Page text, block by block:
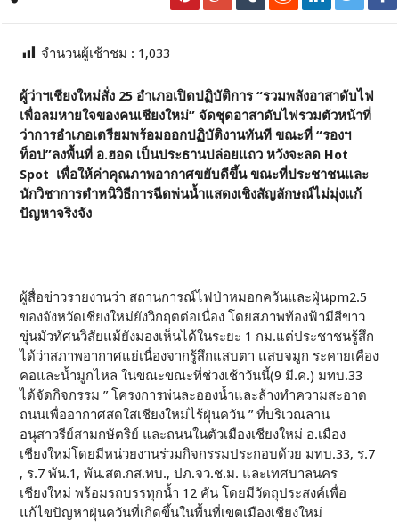
จำนวนผู้เช้าชม : 1,033
ผู้ว่าฯเชียงใหม่สั่ง 25 อำเภอเปิดปฏิบัติการ “รวมพลังอาสาดับไฟ
เพื่อลมหายใจของคนเชียงใหม่” จัดชุดอาสาดับไฟรวมตัวหน้าที่
ว่าการอำเภอเตรียมพร้อมออกปฏิบัติงานทันที ขณะที่ “รองฯ
ท็อป”ลงพื้นที่ อ.ฮอด เป็นประธานปล่อยแถว หวังจะลด Hot
Spot เพื่อให้ค่าคุณภาพอากาศขยับดีขึ้น ขณะที่ประชาชนและ
นักวิชาการตำหนิวิธีการฉีดพ่นน้ำแสดงเชิงสัญลักษณ์ไม่มุ่งแก้
ปัญหาจริงจัง
ผู้สื่อข่าวรายงานว่า สถานการณ์ไฟป่าหมอกควันและฝุ่นpm2.5
ของจังหวัดเชียงใหม่ยังวิกฤตต่อเนื่อง โดยสภาพท้องฟ้ามีสีขาว
ขุ่นมัวทัศนวิสัยแม้ยังมองเห็นได้ในระยะ 1 กม.แต่ประชาชนรู้สึก
ได้ว่าสภาพอากาศแย่เนื่องจากรู้สึกแสบตา แสบจมูก ระคายเคือง
คอและน้ำมูกไหล ในขณะขณะที่ช่วงเช้าวันนี้(9 มี.ค.) มทบ.33
ได้จัดกิจกรรม ” โครงการพ่นละอองน้ำและล้างทำความสะอาด
ถนนเพื่ออากาศสดใสเชียงใหม่ไร้ฝุ่นควัน ” ที่บริเวณลาน
อนุสาวรีย์สามกษัตริย์ และถนนในตัวเมืองเชียงใหม่ อ.เมือง
เชียงใหม่โดยมีหน่วยงานร่วมกิจกรรมประกอบด้วย มทบ.33, ร.7
, ร.7 พัน.1, พัน.สต.กส.ทบ., ปภ.จว.ช.ม. และเทศบาลนคร
เชียงใหม่ พร้อมรถบรรทุกน้ำ 12 คัน โดยมีวัตถุประสงค์เพื่อ
แก้ไขปัญหาฝุ่นควันที่เกิดขึ้นในพื้นที่เขตเมืองเชียงใหม่